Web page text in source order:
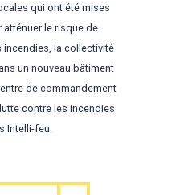
qui ont été mises
le risque de
la collectivité
un nouveau bâtiment
de commandement
contre les incendies
Intelli-feu.